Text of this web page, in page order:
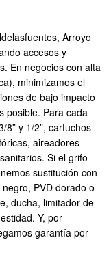
Arroyo
accesos y
En negocios con alta
minimizamos el
de bajo impacto
posible. Para cada
8” y 1/2”, cartuchos
aireadores
Si el grifo
sustitución con
PVD dorado o
ducha, limitador de
Y, por
garantía por